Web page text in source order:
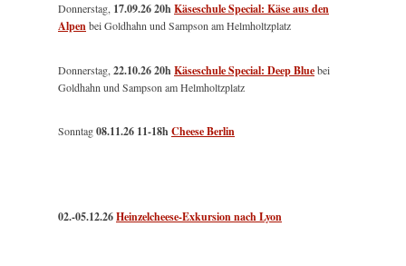
Donnerstag, 17.09.26 20hKäseschule Special: Käse aus den
Alpenbei Goldhahn und Sampson am Helmholtzplatz
Donnerstag,22.10.26 20hKäseschule Special: Deep Bluebei
Goldhahn und Sampson am Helmholtzplatz
Sonntag08.11.26 11-18hCheese Berlin
02.-05.12.26Heinzelcheese-Exkursion nach Lyon